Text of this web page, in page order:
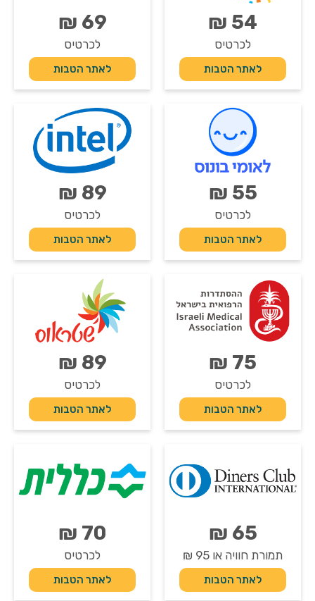
54 ₪
לכרטיס
לאתר הטבות
69 ₪
לכרטיס
לאתר הטבות
55 ₪
לכרטיס
לאתר הטבות
89 ₪
לכרטיס
לאתר הטבות
75 ₪
לכרטיס
לאתר הטבות
89 ₪
לכרטיס
לאתר הטבות
65 ₪
תמורת חוויה או 95 ₪
לאתר הטבות
70 ₪
לכרטיס
לאתר הטבות